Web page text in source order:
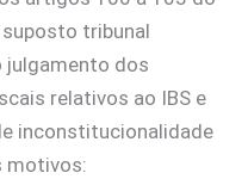
tribunal
julgamento dos
relativos ao IBS e
inconstitucionalidade
motivos: